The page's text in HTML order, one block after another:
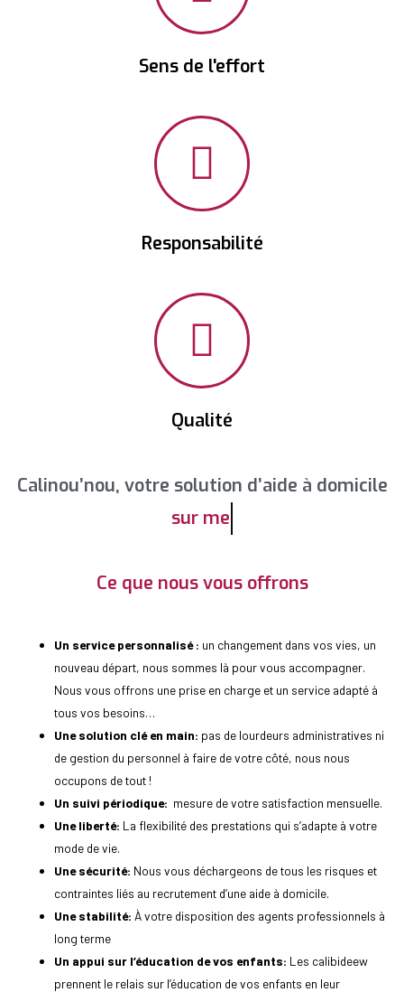
Sens de l'effort
Responsabilité
Qualité
Calinou’nou, votre solution d’aide à domicile
sur mesure
Ce que nous vous offrons
Un service personnalisé : un changement dans vos vies, un
nouveau départ, nous sommes là pour vous accompagner.
Nous vous offrons une prise en charge et un service adapté à
tous vos besoins…
Une solution clé en main: pas de lourdeurs administratives ni
de gestion du personnel à faire de votre côté, nous nous
occupons de tout !
Un suivi périodique: mesure de votre satisfaction mensuelle.
Une liberté: La flexibilité des prestations qui s’adapte à votre
mode de vie.
Une sécurité: Nous vous déchargeons de tous les risques et
contraintes liés au recrutement d’une aide à domicile.
Une stabilité: À votre disposition des agents professionnels à
long terme
Un appui sur l’éducation de vos enfants: Les calibideew
prennent le relais sur l’éducation de vos enfants en leur